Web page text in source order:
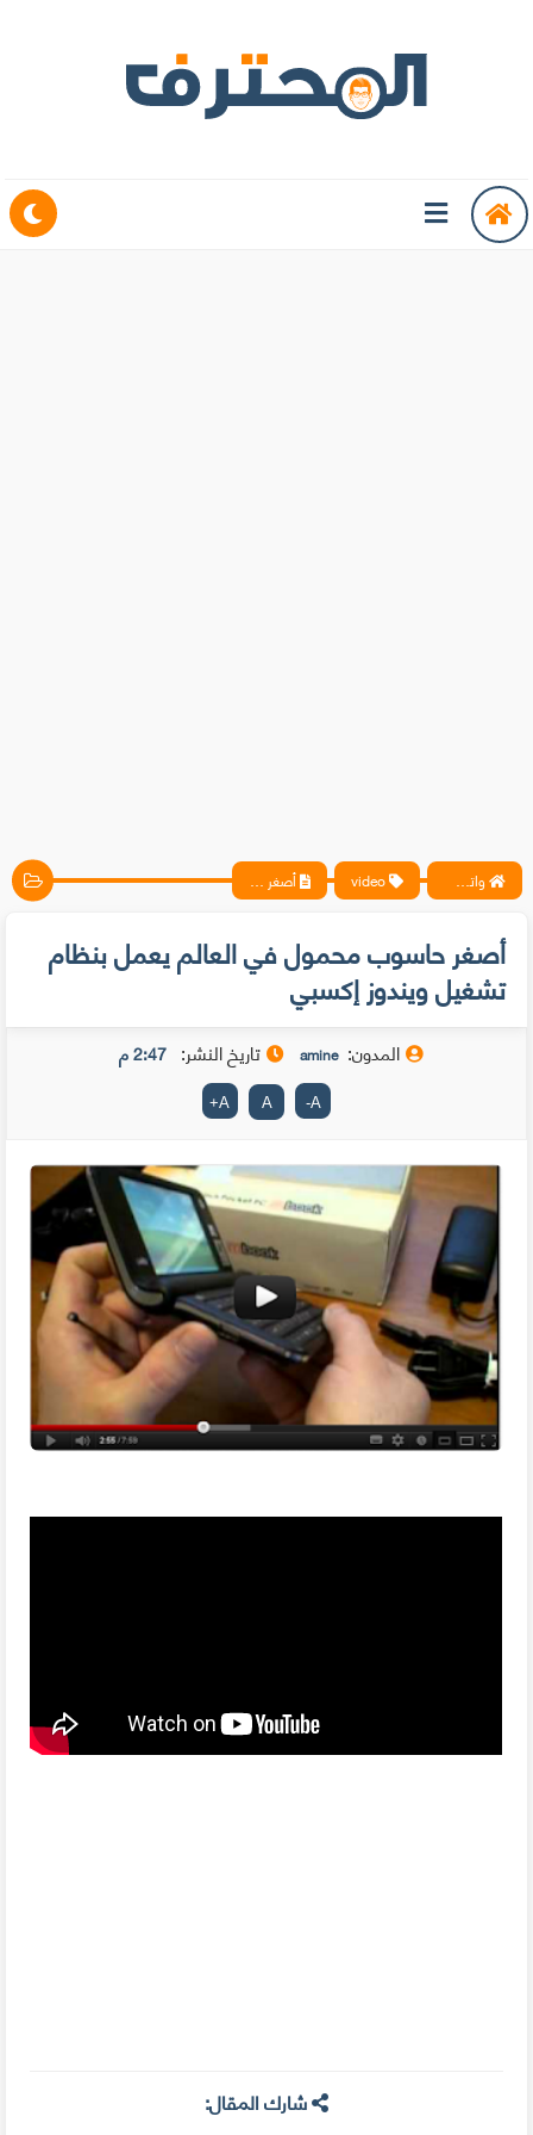
واتس آب ، فيسبوك ، أنترنت ، شروحات تقنية حصرية - المحترف video أصغر حاسوب محمول في العالم يعمل بنظام تشغيل ويندوز إكسبي
أصغر حاسوب محمول في العالم يعمل بنظام
تشغيل ويندوز إكسبي
المدون: amine تاريخ النشر: 2:47 م
A
-
A
A
+
شارك المقال: